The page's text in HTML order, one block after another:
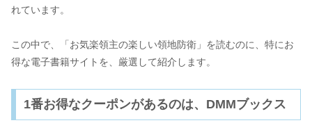
れています。
この中で、「お気楽領主の楽しい領地防衛」を読むのに、特にお
得な電子書籍サイトを、厳選して紹介します。
1番お得なクーポンがあるのは、DMMブックス